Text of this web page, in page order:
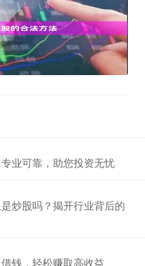
业可靠，助您投资无忧
炒股吗？揭开行业背后的
钱，轻松赚取高收益